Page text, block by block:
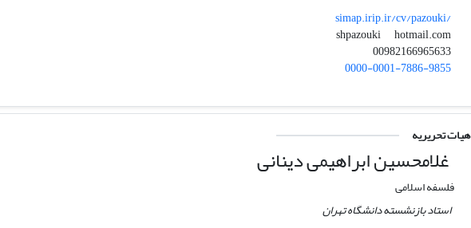
simap.irip.ir/cv/pazouki/
hotmail.com
0000-0001-7886-9855
هیات تحریریه
غلامحسین ابراهیمی دینانی
فلسفه اسلامی
استاد بازنشسته دانشگاه تهران